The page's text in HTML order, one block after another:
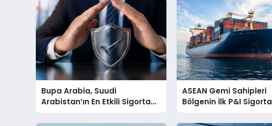
Bupa Arabia, Suudi
Arabistan’ın En Etkili Sigorta
Markası Seçildi
ASEAN Gemi Sahipleri
Bölgenin İlk P&I Sigorta
Kulübünü Kurmaya
Hazırlanıyor